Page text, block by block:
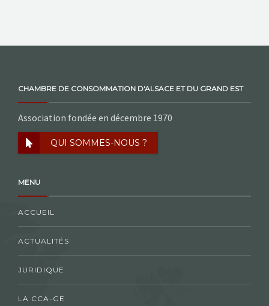
CHAMBRE DE CONSOMMATION D'ALSACE ET DU GRAND EST
Association fondée en décembre 1970
QUI SOMMES-NOUS ?
MENU
ACCUEIL
ACTUALITÉS
JURIDIQUE
LA CCA-GE